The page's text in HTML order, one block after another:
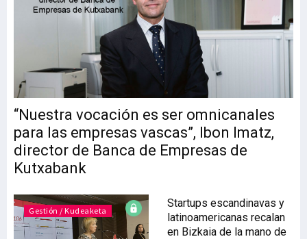
“Nuestra vocación es ser omnicanales
para las empresas vascas”, Ibon Imatz,
director de Banca de Empresas de
Kutxabank
Gestión / Kudeaketa
Startups escandinavas y
latinoamericanas recalan
en Bizkaia de la mano de